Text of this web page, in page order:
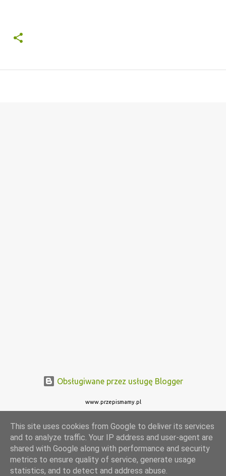
Obsługiwane przez usługę Blogger
www.przepismamy.pl
This site uses cookies from Google to deliver its services
and to analyze traffic. Your IP address and user-agent are
shared with Google along with performance and security
metrics to ensure quality of service, generate usage
statistics, and to detect and address abuse.